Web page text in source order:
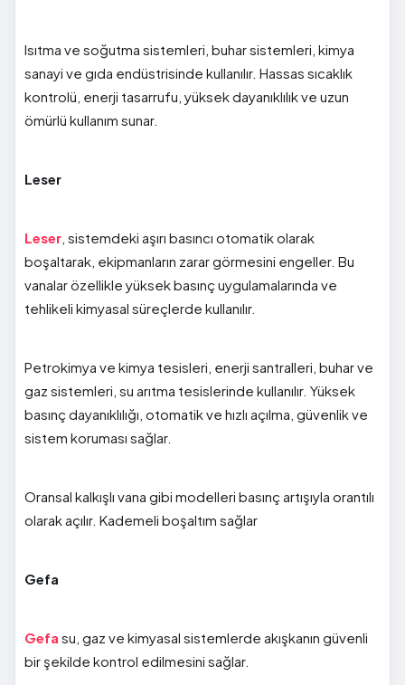
Isıtma ve soğutma sistemleri, buhar sistemleri, kimya
sanayi ve gıda endüstrisinde kullanılır. Hassas sıcaklık
kontrolü, enerji tasarrufu, yüksek dayanıklılık ve uzun
ömürlü kullanım sunar.
Leser
Leser , sistemdeki aşırı basıncı otomatik olarak
boşaltarak, ekipmanların zarar görmesini engeller. Bu
vanalar özellikle yüksek basınç uygulamalarında ve
tehlikeli kimyasal süreçlerde kullanılır.
Petrokimya ve kimya tesisleri, enerji santralleri, buhar ve
gaz sistemleri, su arıtma tesislerinde kullanılır. Yüksek
basınç dayanıklılığı, otomatik ve hızlı açılma, güvenlik ve
sistem koruması sağlar.
Oransal kalkışlı vana gibi modelleri basınç artışıyla orantılı
olarak açılır. Kademeli boşaltım sağlar
Gefa
Gefa su, gaz ve kimyasal sistemlerde akışkanın güvenli
bir şekilde kontrol edilmesini sağlar.